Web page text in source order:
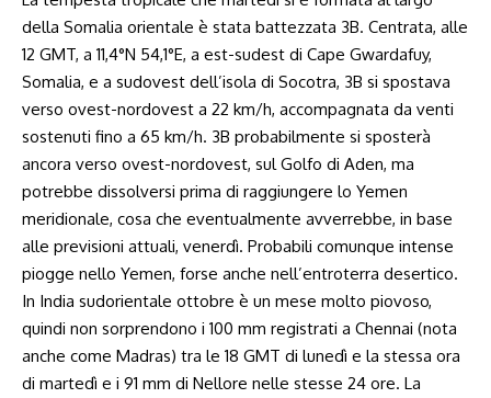
della Somalia orientale è stata battezzata 3B. Centrata, alle
12 GMT, a 11,4°N 54,1°E, a est-sudest di Cape Gwardafuy,
Somalia, e a sudovest dell’isola di Socotra, 3B si spostava
verso ovest-nordovest a 22 km/h, accompagnata da venti
sostenuti fino a 65 km/h. 3B probabilmente si sposterà
ancora verso ovest-nordovest, sul Golfo di Aden, ma
potrebbe dissolversi prima di raggiungere lo Yemen
meridionale, cosa che eventualmente avverrebbe, in base
alle previsioni attuali, venerdì. Probabili comunque intense
piogge nello Yemen, forse anche nell’entroterra desertico.
In India sudorientale ottobre è un mese molto piovoso,
quindi non sorprendono i 100 mm registrati a Chennai (nota
anche come Madras) tra le 18 GMT di lunedì e la stessa ora
di martedì e i 91 mm di Nellore nelle stesse 24 ore. La